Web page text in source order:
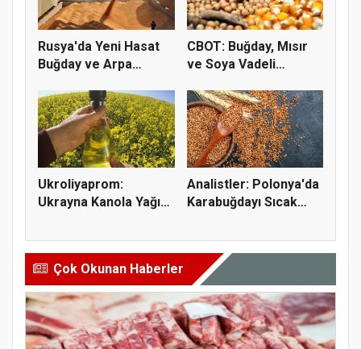
Rusya'da Yeni Hasat
Buğday ve Arpa
CBOT: Buğday, Mısır
ve Soya Vadeli
Ukroliyaprom:
Ukrayna Kanola Yağı
Analistler: Polonya'da
Karabuğdayı Sıcak
Çok Okunan Haberler